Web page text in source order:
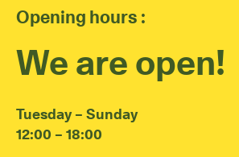
Opening hours :
We are open!
Tuesday – Sunday
12:00 – 18:00